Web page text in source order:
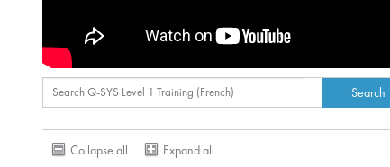
Collapse all Expand all